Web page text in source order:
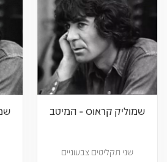
שמוליק קראוס - המיטב
שני תקליטים צבעוניים